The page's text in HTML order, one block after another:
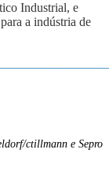
Industrial, e
a indústria de
ctillmann e Sepro